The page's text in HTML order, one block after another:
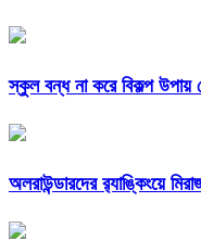
স্কুল বন্ধ না করে বিকল্প
অলরাউন্ডারদের র‌্যাঙ্কিংয়ে